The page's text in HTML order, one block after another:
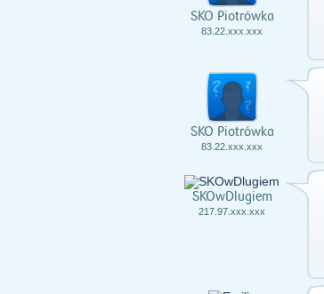
SKO Piotrówka
83.22.xxx.xxx
SKO Piotrówka
83.22.xxx.xxx
SKOwDlugiem
217.97.xxx.xxx